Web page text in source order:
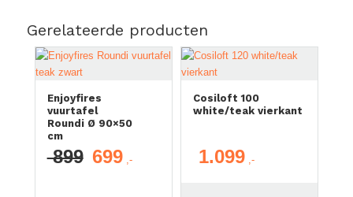
Gerelateerde producten
Enjoyfires
vuurtafel
Roundi Ø 90×50
cm
899
Oorspronkelijke
699Huidige
Cosiloft 100
white/teak vierkant
1.099